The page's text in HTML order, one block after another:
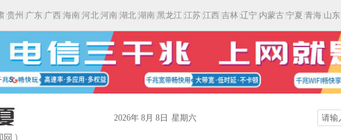
贵州 广东 广西 海南 河北 河南 湖北 湖南 黑龙江 江苏 江西 吉林 辽宁 内蒙古 宁夏 青海 山东
2026年 8月 8日 星期六